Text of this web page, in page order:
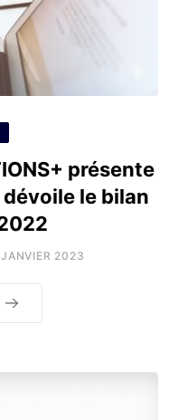
présente
le bilan
2023